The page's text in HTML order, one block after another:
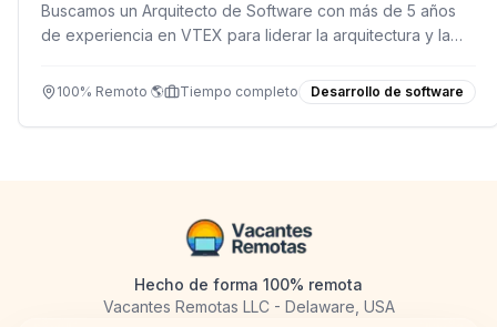
Buscamos un Arquitecto de Software con más de 5 años
de experiencia en VTEX para liderar la arquitectura y la
remoto.
100% Remoto 🌎 Tiempo completo Desarrollo de software
Hecho de forma 100% remota
Vacantes Remotas LLC - Delaware, USA